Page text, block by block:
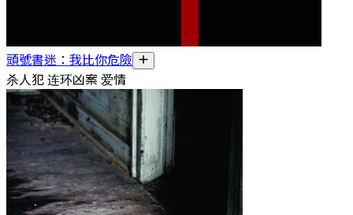
頭號書迷：我比你危險
杀人犯 连环凶案 爱情